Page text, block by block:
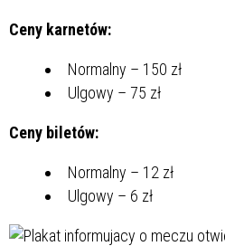
Ceny karnetów:
Normalny – 150 zł
Ulgowy – 75 zł
Ceny biletów:
Normalny – 12 zł
Ulgowy – 6 zł